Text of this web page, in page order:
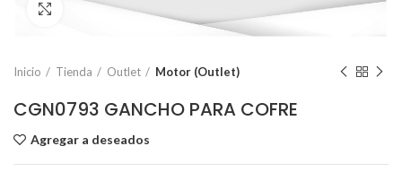
Click to enlarge
Inicio Tienda Outlet Motor (Outlet)
CGN0793 GANCHO PARA COFRE
Agregar a deseados